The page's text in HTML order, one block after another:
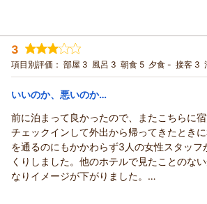
と、大変嬉しく拝見しました。出来たて
開き、そしてアサリの味噌汁もご満足いた
でございます。地元の味を楽しんでいただ
ご用意しております。
ぜひまたゆっくりとお越しくださいませ。
お会いできますことを
楽しみにしております。
投稿者： atuoさん(男性/50代)
宿泊プラン： 〔素泊り〕部屋指定なし ～ベストレ
約〕（眺望なし）
その他 食事なし
宿泊価格帯： 5,001～6,000円(大人一人あたり/税
atuo 様
いつもココチホテルをご利用いただき、
ます。また、お忙しい中大変励みとなるご
きましたこと、重ねて御礼申し上げます。
当館を何度もリピートしていただいている
3
項目別評価： 部屋 3 風呂 3 朝食 5 夕食 - 接客 3
いいのか、悪いのか…
前に泊まって良かったので、またこちらに宿
チェックインして外出から帰ってきたとき
を通るのにもかかわらず3人の女性スタッフ
くりしました。他のホテルで見たことのな
なりイメージが下がりました。
しかし、次の日の朝食はとても美味しく、